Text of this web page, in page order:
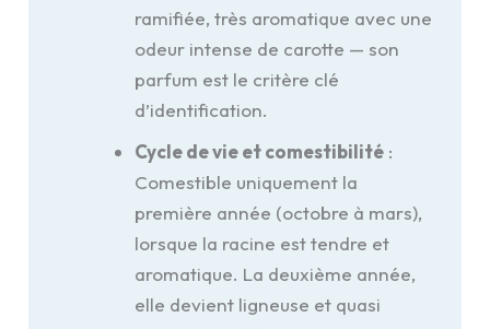
ramifiée, très aromatique avec une
odeur intense de carotte — son
parfum est le critère clé
d’identification.
Cycle de vie et comestibilité:
Comestible uniquement la
première année (octobre à mars),
lorsque la racine est tendre et
aromatique. La deuxième année,
elle devient ligneuse et quasi